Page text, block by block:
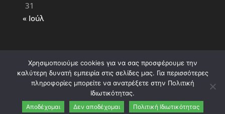
31
« Ιούλ
Σχεδίαση & Υλοποίηση:ΦΚ
Πολιτική Ιδιωτικότητας
Χρησιμοποιούμε cookies για να σας προσφέρουμε την
καλύτερη δυνατή εμπειρία στις σελίδες μας. Για περισσότερες
πληροφορίες μπορείτε να ανατρέξετε στην Πολιτική
Ιδιωτικότητας.
Αποδέχομαι Δεν αποδέχομαι Πολιτική Ιδιωτικότητας